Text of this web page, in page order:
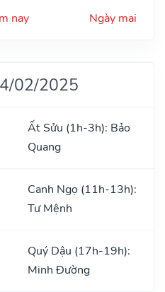
nay Ngày mai
02/2025
Ất Sửu (1h-3h): Bảo
Quang
Canh Ngọ (11h-13h):
Tư Mệnh
Quý Dậu (17h-19h):
Minh Đường